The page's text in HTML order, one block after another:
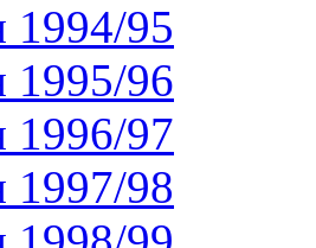
1994/95
1995/96
1996/97
1997/98